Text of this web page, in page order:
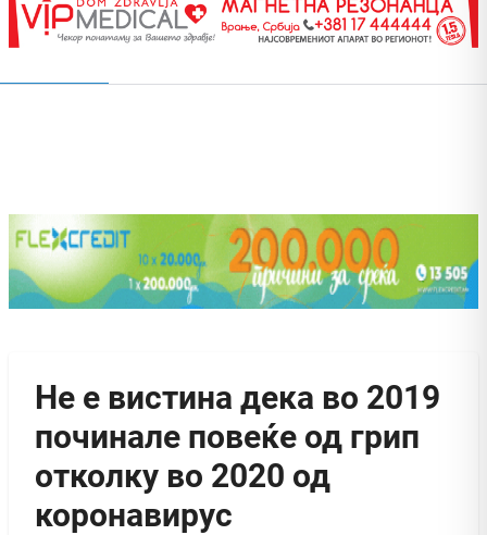
Не е вистина дека во 2019
починале повеќе од грип
отколку во 2020 од
коронавирус